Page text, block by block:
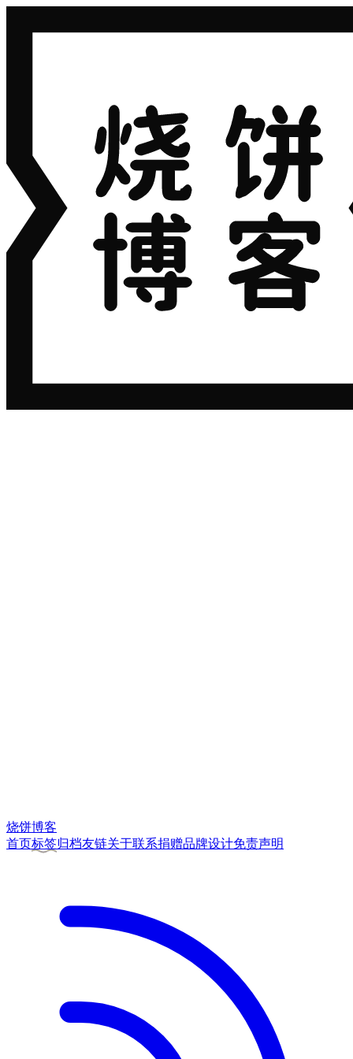
烧饼博客
首页标签归档友链关于联系捐赠品牌设计免责声明